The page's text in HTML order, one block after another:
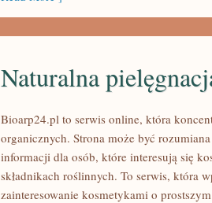
Naturalna
Bioarp24.pl to serwis online, która
organicznych. Strona może być
informacji dla osób, które interesują się
składnikach roślinnych. To serwis, która
zainteresowanie kosmetykami o